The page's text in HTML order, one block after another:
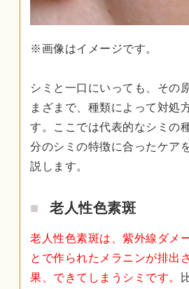
※画像はイメージです。
シミと一口にいっても、その
まざまで、種類によって対処
す。ここでは代表的なシミの
分のシミの特徴に合ったケア
説します。
老人性色素斑
老人性色素斑は、紫外線ダメ
とで作られたメラニンが排出
果、できてしまうシミです。